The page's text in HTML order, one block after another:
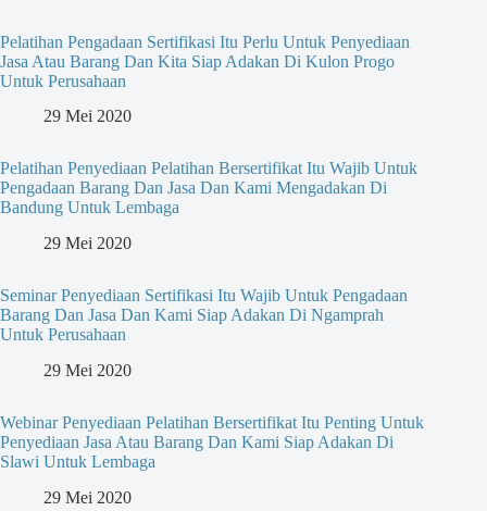
Pelatihan Pengadaan Sertifikasi Itu Perlu Untuk Penyediaan
Jasa Atau Barang Dan Kita Siap Adakan Di Kulon Progo
Untuk Perusahaan
29 Mei 2020
Pelatihan Penyediaan Pelatihan Bersertifikat Itu Wajib Untuk
Pengadaan Barang Dan Jasa Dan Kami Mengadakan Di
Bandung Untuk Lembaga
29 Mei 2020
Seminar Penyediaan Sertifikasi Itu Wajib Untuk Pengadaan
Barang Dan Jasa Dan Kami Siap Adakan Di Ngamprah
Untuk Perusahaan
29 Mei 2020
Webinar Penyediaan Pelatihan Bersertifikat Itu Penting Untuk
Penyediaan Jasa Atau Barang Dan Kami Siap Adakan Di
Slawi Untuk Lembaga
29 Mei 2020